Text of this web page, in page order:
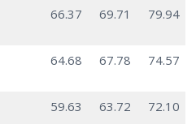
66.37 69.71 79.94
64.68 67.78 74.57
59.63 63.72 72.10